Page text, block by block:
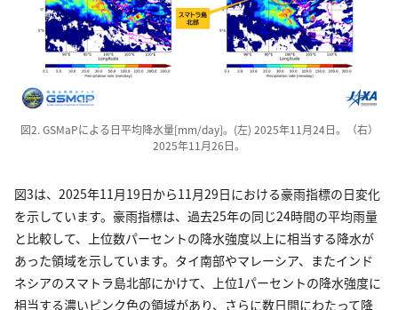
図2. GSMaPによる日平均降水量[mm/day]。(左) 2025年11月24日。（右）
2025年11月26日。
図3は、2025年11月19日から11月29日における豪雨指標の日変化
を示しています。豪雨指標は、過去25年の同じ24時間の平均雨量
と比較して、上位数パーセントの降水強度以上に相当する降水が
あった領域を示しています。タイ南部やマレーシア、またインド
ネシアのスマトラ島北部にかけて、上位1パーセントの降水強度に
相当する濃いピンク色の領域があり、さらに数日間にわたって降